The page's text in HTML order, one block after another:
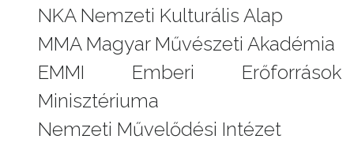
NKA Nemzeti Kulturális Alap
MMA Magyar Művészeti Akadémia
EMMI Emberi Erőforrások
Minisztériuma
Nemzeti Művelődési Intézet